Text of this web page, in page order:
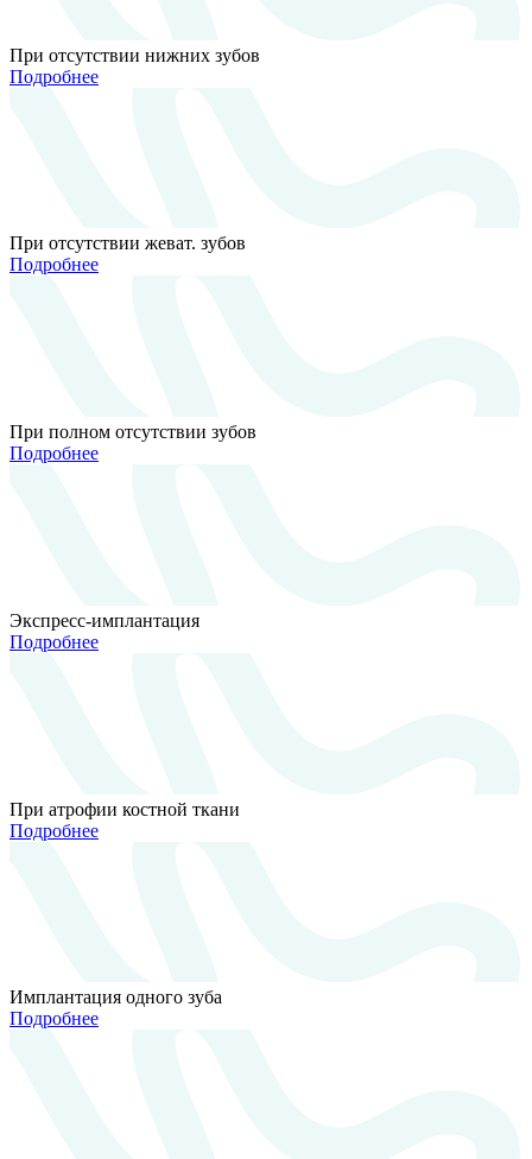
При отсутствии нижних зубов
Подробнее
При отсутствии жеват. зубов
Подробнее
При полном отсутствии зубов
Подробнее
Экспресс-имплантация
Подробнее
При атрофии костной ткани
Подробнее
Имплантация одного зуба
Подробнее